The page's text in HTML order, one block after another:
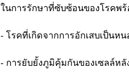
ในการรักษาที่ซับซ้อนของโรคพ
- โรคที่เกิดจากการอักเสบเป็นห
- การยับยั้งภูมิคุ้มกันของเซลล์หลั